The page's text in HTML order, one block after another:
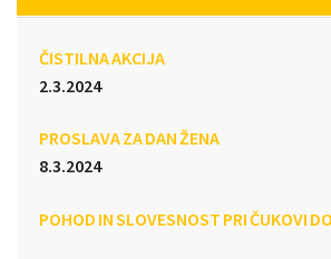
ČISTILNA AKCIJA
2.3.2024
PROSLAVA ZA DAN ŽENA
8.3.2024
POHOD IN SLOVESNOST PRI ČUKOVI